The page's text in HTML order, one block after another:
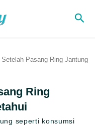
Cari
Pasang Ring Jantung
Ring
seperti konsumsi